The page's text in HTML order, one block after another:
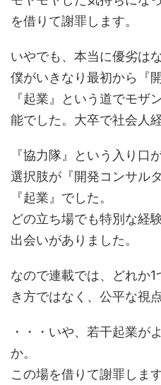
を借りて謝罪します。
いやでも、本当に優劣は
僕がいきなり最初から『
『起業』という道でモザ
能でした。大卒で社会人
『協力隊』という入り口
選択肢が『開発コンサル
『起業』でした。
どの立ち場でも特別な経
出会いがありました。
なので連載では、どれか
き方ではなく、公平な視
・・・いや、若干起業が
か。
この場を借りて謝罪します